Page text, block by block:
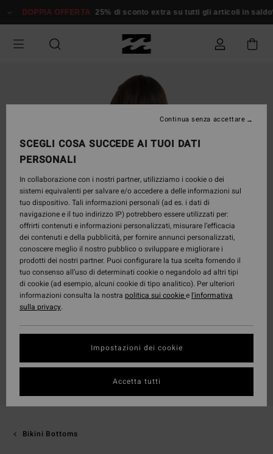
alle
prodotto
DOPPIA OFFERTA 25% di sconto extra su tutti gli articoli in saldo*
Bikini Bottoms
SCEGLI COSA SUCCEDE AI TUOI DATI
PERSONALI
In collaborazione con i nostri partner, utilizziamo i cookie o dei
sistemi equivalenti per salvare e/o accedere a delle informazioni sul
tuo dispositivo. Tali informazioni personali (ad es. i dati di
navigazione e il tuo indirizzo IP) potrebbero essere utilizzati per:
offrirti contenuti e informazioni personalizzati, misurare l’efficacia
dei contenuti e della pubblicità, per fornire annunci personalizzati,
conoscere meglio il nostro pubblico o sviluppare e migliorare i
prodotti dei nostri partner. Puoi configurare la tua scelta fornendo il
tuo consenso all’uso di determinati cookie o negandolo ad altri tipi
di cookie (ad esempio, alcuni cookie di tipo analitico). Per ulteriori
informazioni consulta la nostra politica sui cookiee l'informativa
sulla privacy.
Impostazioni dei cookie
Continua senza accettare
Accetta tutti